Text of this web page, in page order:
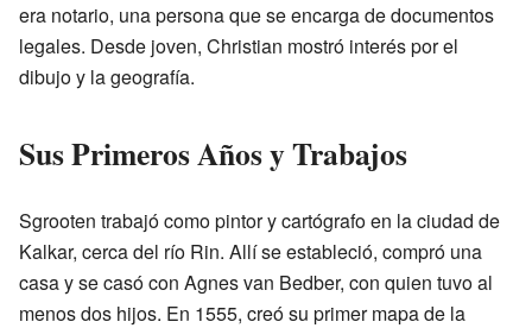
era notario, una persona que se encarga de documentos
legales. Desde joven, Christian mostró interés por el
dibujo y la geografía.
Sus Primeros Años y Trabajos
Sgrooten trabajó como pintor y cartógrafo en la ciudad de
Kalkar, cerca del río Rin. Allí se estableció, compró una
casa y se casó con Agnes van Bedber, con quien tuvo al
menos dos hijos. En 1555, creó su primer mapa de la